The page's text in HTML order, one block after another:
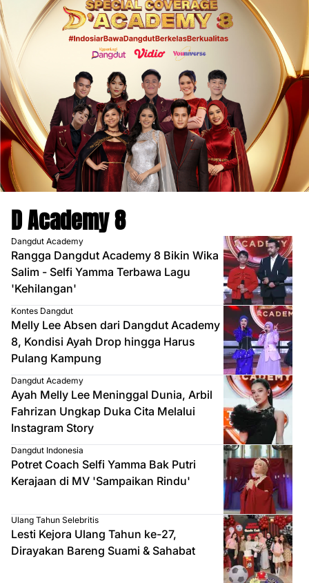
D Academy 8
Dangdut Academy
Rangga Dangdut Academy 8 Bikin Wika
Salim - Selfi Yamma Terbawa Lagu
'Kehilangan'
Kontes Dangdut
Melly Lee Absen dari Dangdut Academy
8, Kondisi Ayah Drop hingga Harus
Pulang Kampung
Dangdut Academy
Ayah Melly Lee Meninggal Dunia, Arbil
Fahrizan Ungkap Duka Cita Melalui
Instagram Story
Dangdut Indonesia
Potret Coach Selfi Yamma Bak Putri
Kerajaan di MV 'Sampaikan Rindu'
Ulang Tahun Selebritis
Lesti Kejora Ulang Tahun ke-27,
Dirayakan Bareng Suami & Sahabat